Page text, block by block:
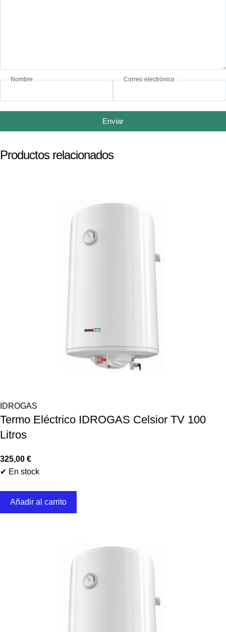
Nombre Correo electrónico
Enviar
Productos relacionados
IDROGAS
Termo Eléctrico IDROGAS Celsior TV 100
Litros
325,00 €
✔ En stock
Añadir al carrito